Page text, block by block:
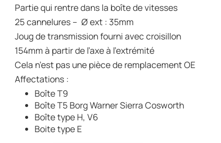
Partie qui rentre dans la boîte de vitesses
25 cannelures – Ø ext : 35mm
Joug de transmission fourni avec croisillon
154mm à partir de l’axe à l’extrémité
Cela n’est pas une pièce de remplacement OE
Affectations :
Boîte T9
Boîte T5 Borg Warner Sierra Cosworth
Boîte type H, V6
Boite type E